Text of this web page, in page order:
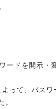
ードを開示・
って、パスワ
。